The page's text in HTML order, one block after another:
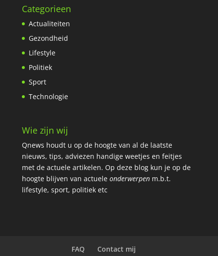
Categorieen
Actualiteiten
Gezondheid
Lifestyle
Politiek
Sport
Technologie
Wie zijn wij
Qnews houdt u op de hoogte van al de laatste
nieuws, tips, adviezen handige weetjes en feitjes
met de actuele artikelen. Op deze blog kun je op de
hoogte blijven van actuele onderwerpenm.b.t.
lifestyle, sport, politiek etc
FAQ Contact mij